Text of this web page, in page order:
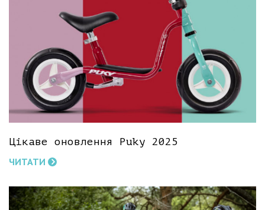
Цікаве оновлення Puky 2025
ЧИТАТИ